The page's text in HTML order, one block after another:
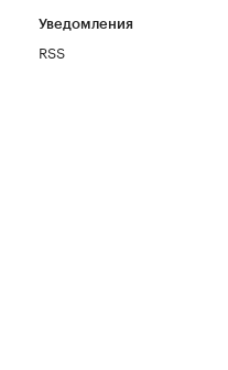
Уведомления
RSS